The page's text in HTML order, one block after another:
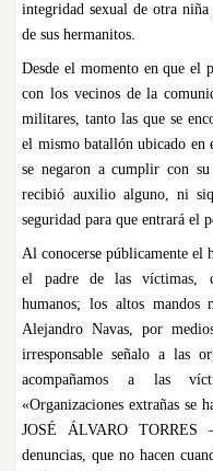
integridad sexual de otra
de sus hermanitos.
Desde el momento en que el
con los vecinos de la
militares, tanto las que se
el mismo batallón ubicado en
se negaron a cumplir con
recibió auxilio alguno, ni
seguridad para que entrará el
Al conocerse públicamente el
el padre de las víctimas,
humanos; los altos
Alejandro Navas, por
irresponsable señalo a las
acompañamos a las
«Organizaciones extrañas se
JOSÉ ÁLVARO TORRES
denuncias, que no hacen